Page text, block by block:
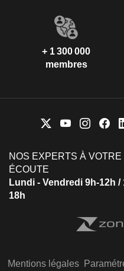
+ 1 300 000
membres
NOS EXPERTS À VOTRE
ÉCOUTE
Lundi - Vendredi 9h-12h /
18h
Mentions légales